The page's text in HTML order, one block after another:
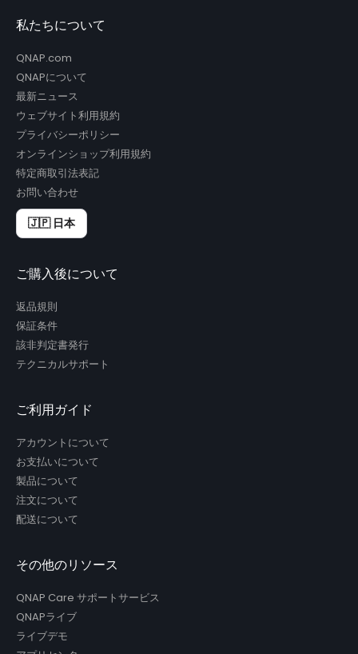
私たちについて
QNAP.com
QNAPについて
最新ニュース
ウェブサイト利用規約
プライバシーポリシー
オンラインショップ利用規約
特定商取引法表記
お問い合わせ
🇯🇵 日本
ご購入後について
返品規則
保証条件
該非判定書発行
テクニカルサポート
ご利用ガイド
アカウントについて
お支払いについて
製品について
注文について
配送について
その他のリソース
QNAP Care サポートサービス
QNAPライブ
ライブデモ